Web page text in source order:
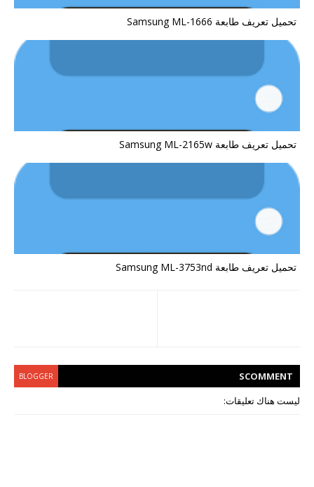
تحميل تعريف طابعة Samsung ML-1666
تحميل تعريف طابعة Samsung ML-2165w
تحميل تعريف طابعة Samsung ML-3753nd
COMMENT
S
BLOGGER
ليست هناك تعليقات: